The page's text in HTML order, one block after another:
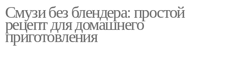
Смузи без блендера: простой
рецепт для домашнего
приготовления